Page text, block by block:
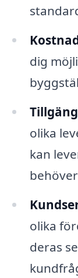
dig
olika
kan
olika
deras